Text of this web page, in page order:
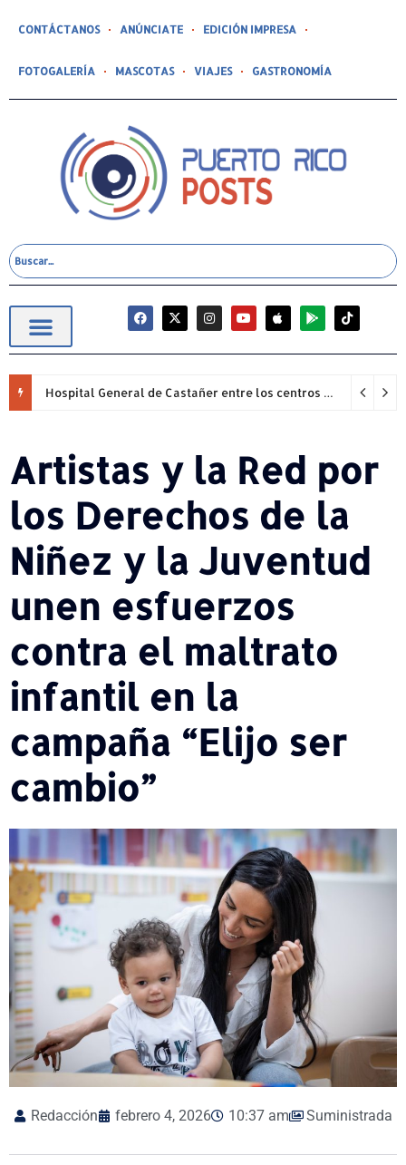
CONTÁCTANOS ANÚNCIATE EDICIÓN IMPRESA
FOTOGALERÍA MASCOTAS VIAJES GASTRONOMÍA
Hospital General de Castañer entre los centros de salud comunitarios con mejor desempeño clínico de Estados Unidos
Artistas y la Red por
los Derechos de la
Niñez y la Juventud
unen esfuerzos
contra el maltrato
infantil en la
campaña “Elijo ser
cambio”
Redacción febrero 4, 2026 10:37 am Suministrada